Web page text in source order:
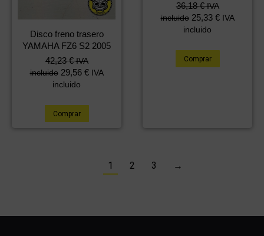
Disco freno trasero
YAMAHA FZ6 S2 2005
42,23€ IVA
incluido 29,56 € IVA
incluido
Comprar
36,18€ IVA
incluido 25,33 € IVA
incluido
Comprar
1 2 3 →